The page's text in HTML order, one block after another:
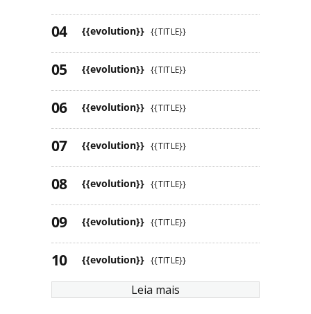
{{evolution}} {{TITLE}}
{{evolution}} {{TITLE}}
{{evolution}} {{TITLE}}
{{evolution}} {{TITLE}}
{{evolution}} {{TITLE}}
{{evolution}} {{TITLE}}
{{evolution}} {{TITLE}}
Leia mais